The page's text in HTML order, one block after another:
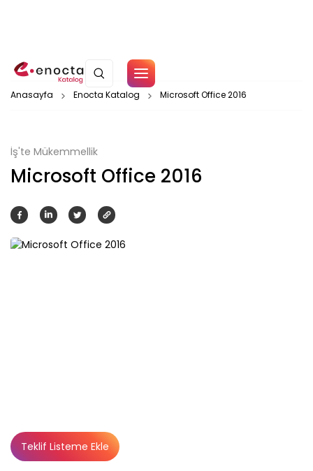
Çerez Politikamız
Anasayfa Enocta Katalog Microsoft Office 2016
İş'te Mükemmellik
Microsoft Office 2016
Teklif Listeme Ekle